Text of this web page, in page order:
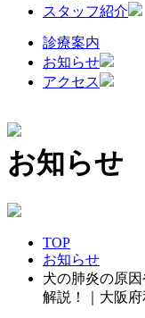
スタッフ紹介
診療案内
お知らせ
アクセス
お知らせ
TOP
お知らせ
犬の肺炎の原
解説！｜大阪